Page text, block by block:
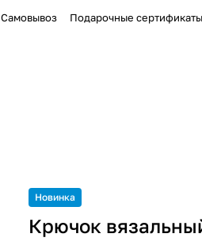
Самовывоз Подарочные сертификаты
Новинка
Крючок